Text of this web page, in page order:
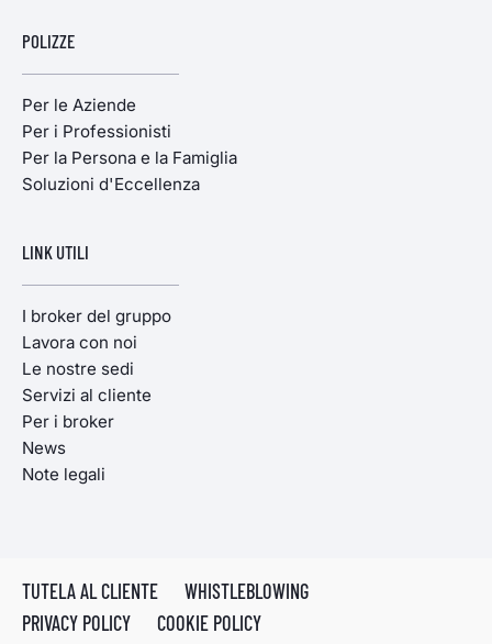
POLIZZE
Per le Aziende
Per i Professionisti
Per la Persona e la Famiglia
Soluzioni d'Eccellenza
LINK UTILI
I broker del gruppo
Lavora con noi
Le nostre sedi
Servizi al cliente
Per i broker
News
Note legali
TUTELA AL CLIENTE
WHISTLEBLOWING
PRIVACY POLICY
COOKIE POLICY